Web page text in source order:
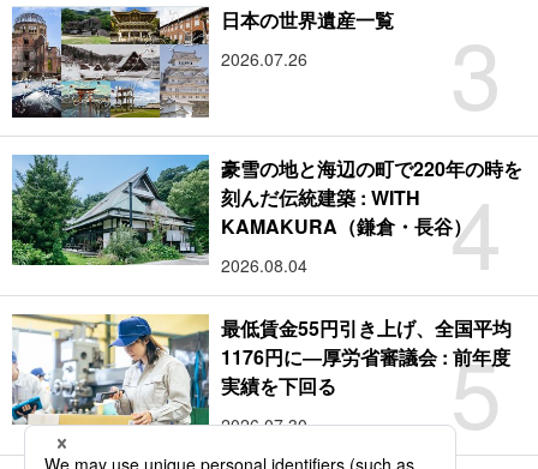
3
日本の世界遺産一覧
2026.07.26
4
豪雪の地と海辺の町で220年の時を
刻んだ伝統建築 : WITH
KAMAKURA（鎌倉・長谷）
2026.08.04
5
最低賃金55円引き上げ、全国平均
1176円に―厚労省審議会 : 前年度
実績を下回る
2026.07.30